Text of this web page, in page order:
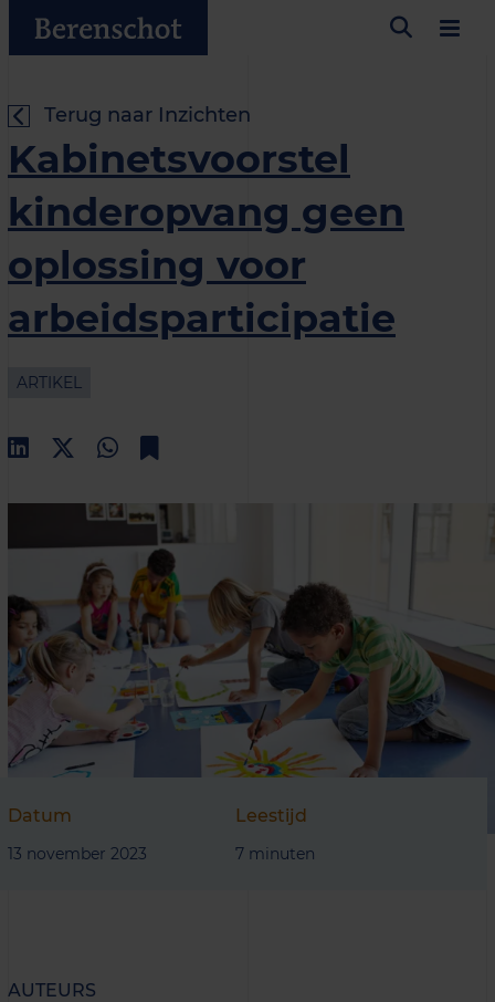
Terug naar Inzichten
Kabinetsvoorstel
kinderopvang geen
oplossing voor
arbeidsparticipatie
ARTIKEL
Datum
13 november 2023
Leestijd
7 minuten
AUTEURS